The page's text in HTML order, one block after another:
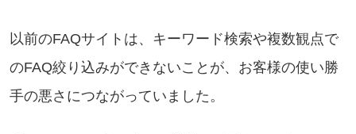
以前のFAQサイトは、キーワード検索や複数観点で
のFAQ絞り込みができないことが、お客様の使い勝
手の悪さにつながっていました。